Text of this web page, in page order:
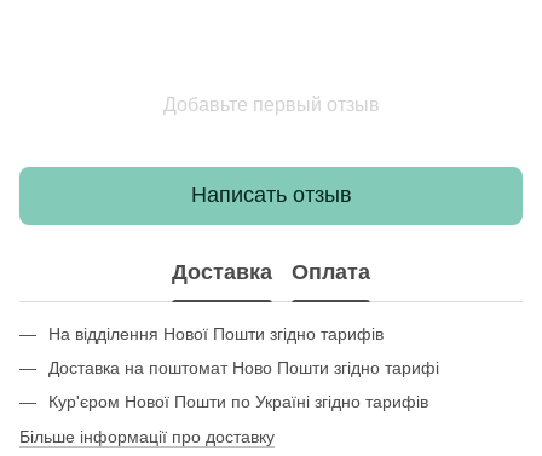
Добавьте первый отзыв
Написать отзыв
Доставка Оплата
На відділення Нової Пошти згідно тарифів
Доставка на поштомат Ново Пошти згідно тарифі
Кур'єром Нової Пошти по Україні згідно тарифів
Більше інформації про доставку